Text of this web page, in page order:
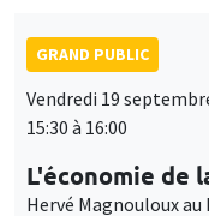
GRAND PUBLIC
Vendredi 19
15:30 à 16:00
L'économie de
Hervé Magnouloux au